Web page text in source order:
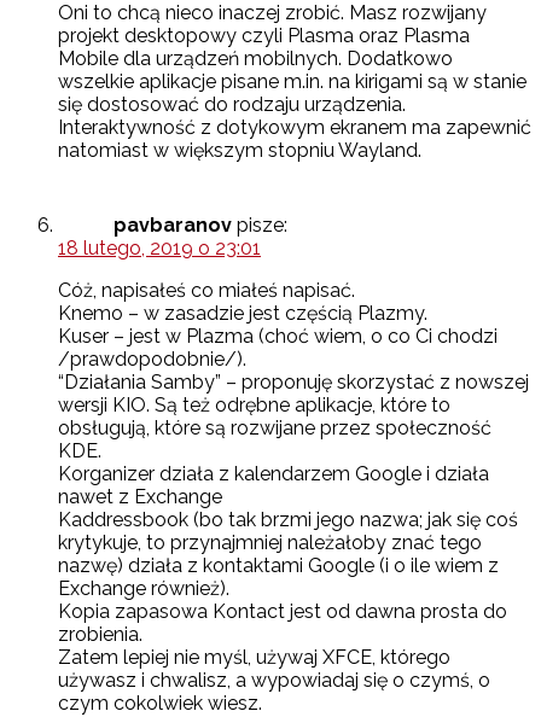
Oni to chcą nieco inaczej zrobić. Masz rozwijany
projekt desktopowy czyli Plasma oraz Plasma
Mobile dla urządzeń mobilnych. Dodatkowo
wszelkie aplikacje pisane m.in. na kirigami są w stanie
się dostosować do rodzaju urządzenia.
Interaktywność z dotykowym ekranem ma zapewnić
natomiast w większym stopniu Wayland.
pavbaranov pisze:
18 lutego, 2019 o 23:01
Cóż, napisałeś co miałeś napisać.
Knemo – w zasadzie jest częścią Plazmy.
Kuser – jest w Plazma (choć wiem, o co Ci chodzi
/prawdopodobnie/).
“Działania Samby” – proponuję skorzystać z nowszej
wersji KIO. Są też odrębne aplikacje, które to
obsługują, które są rozwijane przez społeczność
KDE.
Korganizer działa z kalendarzem Google i działa
nawet z Exchange
Kaddressbook (bo tak brzmi jego nazwa; jak się coś
krytykuje, to przynajmniej należałoby znać tego
nazwę) działa z kontaktami Google (i o ile wiem z
Exchange również).
Kopia zapasowa Kontact jest od dawna prosta do
zrobienia.
Zatem lepiej nie myśl, używaj XFCE, którego
używasz i chwalisz, a wypowiadaj się o czymś, o
czym cokolwiek wiesz.